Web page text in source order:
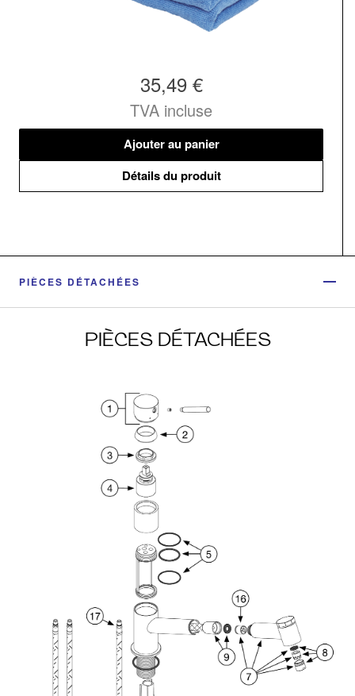
35,49 €
TVA incluse
Ajouter au panier
Détails du produit
PIÈCES DÉTACHÉES
PIÈCES DÉTACHÉES